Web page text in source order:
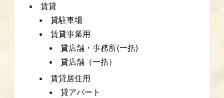
賃貸
貸駐車場
賃貸事業用
貸店舗・事務所(一括)
貸店舗（一括）
賃貸居住用
貸アパート